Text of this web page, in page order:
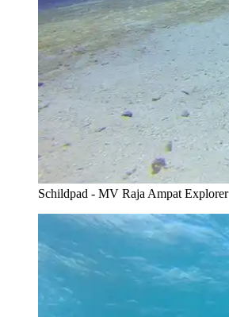
Schildpad - MV Raja Ampat Explorer